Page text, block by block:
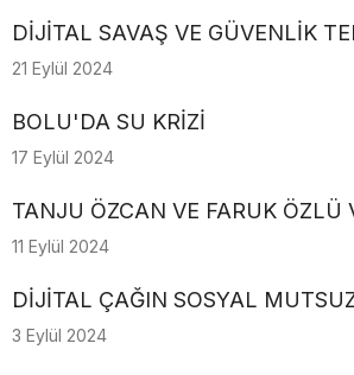
DİJİTAL SAVAŞ VE GÜVENLİK
21 Eylül 2024
BOLU'DA SU KRİZİ
17 Eylül 2024
TANJU ÖZCAN VE FARUK ÖZLÜ
11 Eylül 2024
DİJİTAL ÇAĞIN SOSYAL
3 Eylül 2024